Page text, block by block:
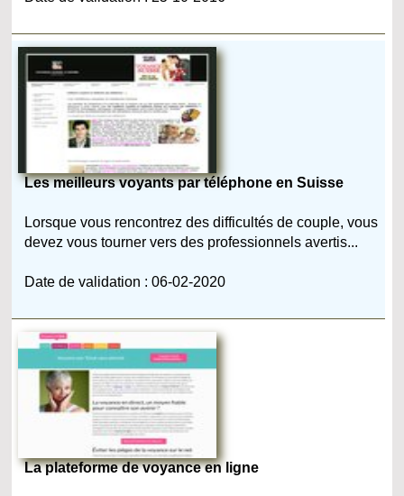
Les meilleurs voyants par téléphone en Suisse
Lorsque vous rencontrez des difficultés de couple, vous
devez vous tourner vers des professionnels avertis...
Date de validation : 06-02-2020
La plateforme de voyance en ligne